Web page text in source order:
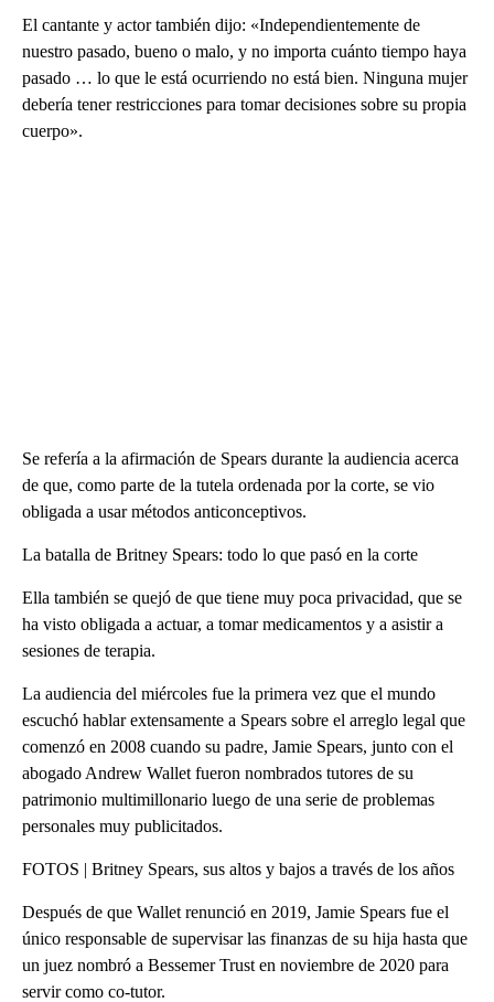
El cantante y actor también dijo: «Independientemente de
nuestro pasado, bueno o malo, y no importa cuánto tiempo haya
pasado … lo que le está ocurriendo no está bien. Ninguna mujer
debería tener restricciones para tomar decisiones sobre su propia
cuerpo».
Se refería a la afirmación de Spears durante la audiencia acerca
de que, como parte de la tutela ordenada por la corte, se vio
obligada a usar métodos anticonceptivos.
La batalla de Britney Spears: todo lo que pasó en la corte
Ella también se quejó de que tiene muy poca privacidad, que se
ha visto obligada a actuar, a tomar medicamentos y a asistir a
sesiones de terapia.
La audiencia del miércoles fue la primera vez que el mundo
escuchó hablar extensamente a Spears sobre el arreglo legal que
comenzó en 2008 cuando su padre, Jamie Spears, junto con el
abogado Andrew Wallet fueron nombrados tutores de su
patrimonio multimillonario luego de una serie de problemas
personales muy publicitados.
FOTOS | Britney Spears, sus altos y bajos a través de los años
Después de que Wallet renunció en 2019, Jamie Spears fue el
único responsable de supervisar las finanzas de su hija hasta que
un juez nombró a Bessemer Trust en noviembre de 2020 para
servir como co-tutor.